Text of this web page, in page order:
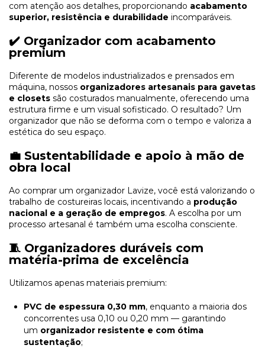
com atenção aos detalhes, proporcionando acabamento
superior, resistência e durabilidade incomparáveis.
✔️ Organizador com acabamento
premium
Diferente de modelos industrializados e prensados em
máquina, nossos organizadores artesanais para gavetas
e closets são costurados manualmente, oferecendo uma
estrutura firme e um visual sofisticado. O resultado? Um
organizador que não se deforma com o tempo e valoriza a
estética do seu espaço.
💼 Sustentabilidade e apoio à mão de
obra local
Ao comprar um organizador Lavize, você está valorizando o
trabalho de costureiras locais, incentivando a produção
nacional e a geração de empregos. A escolha por um
processo artesanal é também uma escolha consciente.
🧵 Organizadores duráveis com
matéria-prima de excelência
Utilizamos apenas materiais premium:
PVC de espessura 0,30 mm, enquanto a maioria dos
concorrentes usa 0,10 ou 0,20 mm — garantindo
um organizador resistente e com ótima
sustentação;